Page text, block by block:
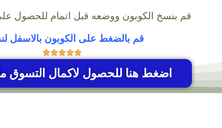
قم بنسخ الكوبون ووضعه قبل اتمام للحصول
قم بالضغط على الكوبون بالاسفل





5
5
اضغط هنا للحصول لاكمال التسوق